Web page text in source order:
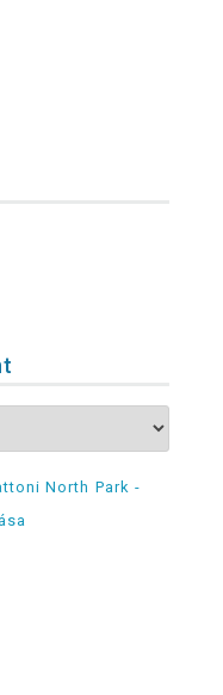
North Park -